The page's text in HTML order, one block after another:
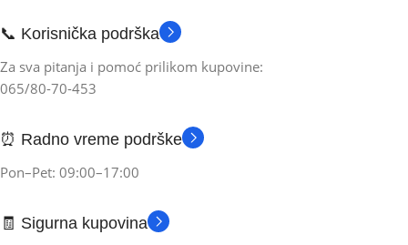
📞 Korisnička podrška
Za sva pitanja i pomoć prilikom kupovine:
065/80-70-453
⏰ Radno vreme podrške
Pon–Pet: 09:00–17:00
🧾 Sigurna kupovina